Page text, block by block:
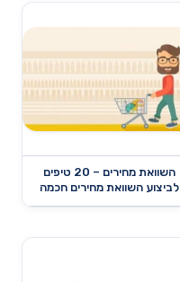
השוואת מחירים – 20 טיפים
לביצוע השוואת מחירים חכמה